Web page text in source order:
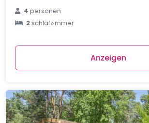
4personen
2schlafzimmer
Anzeigen